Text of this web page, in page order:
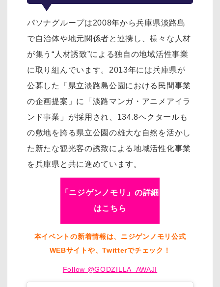
パソナグループは2008年から兵庫県淡路島
で自治体や地元関係者と連携し、様々な人材
が集う“人材誘致”による独自の地域活性事業
に取り組んでいます。2013年には兵庫県が
公募した「県立淡路島公園における民間事業
の企画提案」に「淡路マンガ・アニメアイラ
ンド事業」が採用され、134.8ヘクタールも
の敷地を誇る県立公園の雄大な自然を活かし
た新たな観光客の誘致による地域活性化事業
を兵庫県と共に進めています。
「ニジゲンノモリ」の詳細
はこちら
本イベントの新着情報は、ニジゲンノモリ公式
WEBサイトや、Twitterでチェック！
Follow @GODZILLA_AWAJI